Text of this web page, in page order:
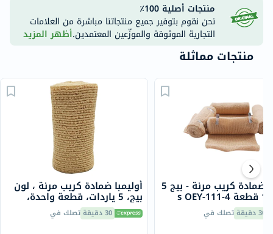
منتجات أصلية 100٪
نحن نقوم بتوفير جميع منتجاتنا مباشرة من العلامات
التجارية الموثوقة والموزّعين المعتمدين.أظهر المزيد
منتجات مماثلة
أوليمبا ضمادة كريب مرنة ، لون
بيج، 5 ياردات، قطعة واحدة،
OEY-111-3
30 دقيقة تصلك في
أوليمبا ضمادة كريب مرنة - بيج 5
30 دقيقة تصلك في